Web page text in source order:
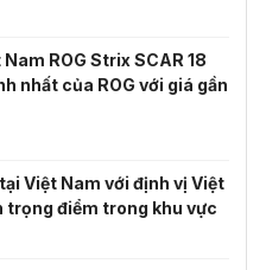
ROG Strix SCAR 18
nhất của ROG với giá gần
Việt Nam với định vị Việt
điểm trong khu vực